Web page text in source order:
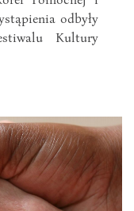
odbyły
Kultury